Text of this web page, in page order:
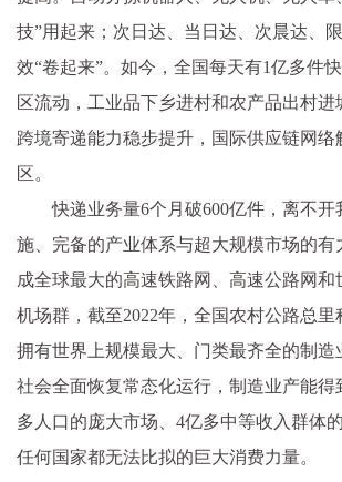
技”用起来；次日达、当日达、次晨达、
效“卷起来”。如今，全国每天有1亿多件
区流动，工业品下乡进村和农产品出村进
跨境寄递能力稳步提升，国际供应链网络
区。
快递业务量6个月破600亿件，离不
施、完备的产业体系与超大规模市场的有
成全球最大的高速铁路网、高速公路网和
机场群，截至2022年，全国农村公路总里
拥有世界上规模最大、门类最齐全的制造
社会全面恢复常态化运行，制造业产能得
多人口的庞大市场、4亿多中等收入群体
任何国家都无法比拟的巨大消费力量。